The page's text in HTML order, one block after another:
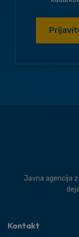
Javna agencija
Kontakt